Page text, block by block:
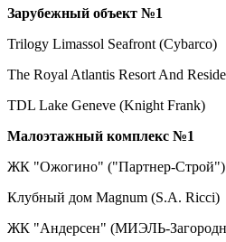
Зарубежный объект №1
Trilogy Limassol Seafront (Cybarco)
The Royal Atlantis Resort And
TDL Lake Geneve (Knight Frank)
Малоэтажный комплекс №1
ЖК "Ожогино" ("Партнер-Строй")
Клубный дом Magnum (S.A. Ricci)
ЖК "Андерсен" (МИЭЛЬ-